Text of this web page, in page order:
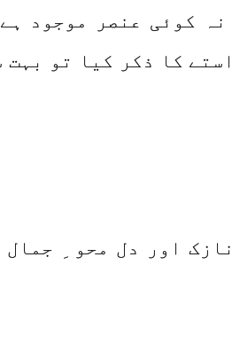
کوئی عنصر موجود
کا ذکر کیا تو
اور دل محو